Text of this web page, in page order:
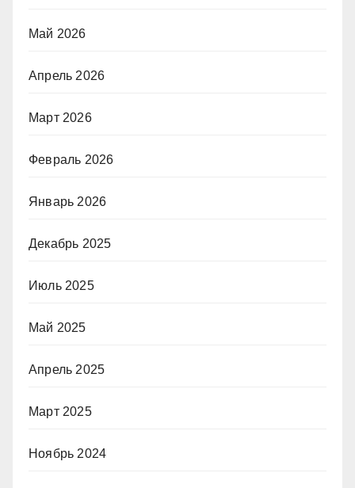
Май 2026
Апрель 2026
Март 2026
Февраль 2026
Январь 2026
Декабрь 2025
Июль 2025
Май 2025
Апрель 2025
Март 2025
Ноябрь 2024